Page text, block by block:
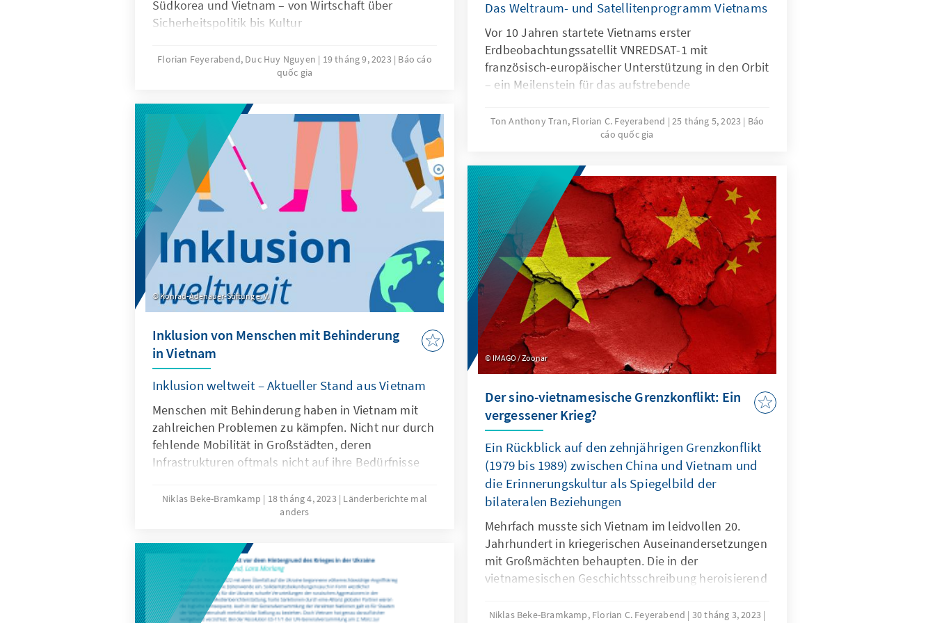
Südkorea und Vietnam – von Wirtschaft über
Sicherheitspolitik bis Kultur
Florian Feyerabend, Duc Huy Nguyen 19 tháng 9, 2023
Báo cáo
quốc gia
Das Weltraum- und Satellitenprogramm Vietnams
Vor 10 Jahren startete Vietnams erster
Erdbeobachtungssatellit VNREDSAT-1 mit
französisch-europäischer Unterstützung in den Orbit
– ein Meilenstein für das aufstrebende
Ton Anthony Tran, Florian C. Feyerabend 25 tháng 5, 2023
Báo
cáo quốc gia
Konrad-Adenauer-Stiftung e. V.
Inklusion von Menschen mit Behinderung
in Vietnam
Inklusion weltweit – Aktueller Stand aus Vietnam
Menschen mit Behinderung haben in Vietnam mit
zahlreichen Problemen zu kämpfen. Nicht nur durch
fehlende Mobilität in Großstädten, deren
Infrastrukturen oftmals nicht auf ihre Bedürfnisse
Staat. Neben finanziellen Existenzängsten müssen
Menschen mit Behinderung in Vietnam so auch
Circa 7% der Bevölkerung in Vietnam sind betroffen,
sie leiden mitunter an den Spätfolgen des
chemischen Entlaubungsmittels Agent Orange,
eingesetzt von der US-Armee während des
Vietnamkriegs. Für die KAS ist es wichtig, diese
Niklas Beke-Bramkamp 18 tháng 4, 2023
Länderberichte mal
anders
IMAGO / Zoonar
Der sino-vietnamesische Grenzkonflikt: Ein
vergessener Krieg?
Ein Rückblick auf den zehnjährigen Grenzkonflikt
(1979 bis 1989) zwischen China und Vietnam und
die Erinnerungskultur als Spiegelbild der
bilateralen Beziehungen
Mehrfach musste sich Vietnam im leidvollen 20.
Jahrhundert in kriegerischen Auseinandersetzungen
mit Großmächten behaupten. Die in der
vietnamesischen Geschichtsschreibung heroisierend
Befreiungskriege gegen Frankreich (Erster
Niklas Beke-Bramkamp, Florian C. Feyerabend
30 tháng 3, 2023